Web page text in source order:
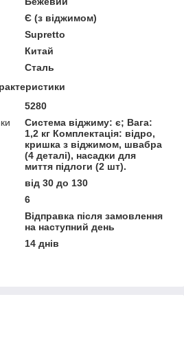
Є (з віджимом)
Supretto
Китай
Сталь
5280
Система віджиму: є; Вага:
1,2 кг Комплектація: відро,
кришка з віджимом, швабра
(4 деталі), насадки для
миття підлоги (2 шт).
від 30 до 130
6
Відправка після замовлення
на наступний день
14 днів